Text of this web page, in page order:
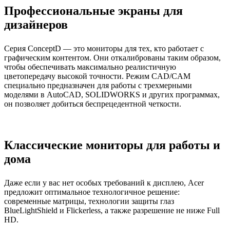
Профессиональные экраны для
дизайнеров
Серия ConceptD — это мониторы для тех, кто работает с
графическим контентом. Они откалиброваны таким образом,
чтобы обеспечивать максимально реалистичную
цветопередачу высокой точности. Режим CAD/CAM
специально предназначен для работы с трехмерными
моделями в AutoCAD, SOLIDWORKS и других программах,
он позволяет добиться беспрецедентной четкости.
Классические мониторы для работы и
дома
Даже если у вас нет особых требований к дисплею, Acer
предложит оптимальное технологичное решение:
современные матрицы, технологии защиты глаз
BlueLightShield и Flickerless, а также разрешение не ниже Full
HD.